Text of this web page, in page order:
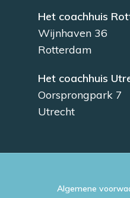
Het coachhuis
Wijnhaven 36
Rotterdam
Het coachhuis
Oorsprongpark 7
Utrecht
Algemene